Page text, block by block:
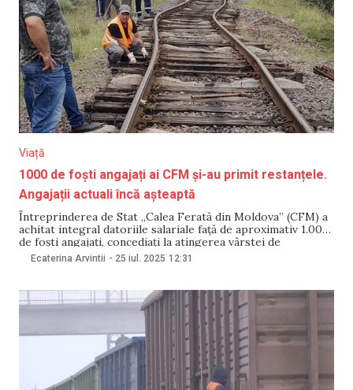
Viață
1000 de foști angajați ai CFM și-au primit restanțele.
Angajații actuali încă așteaptă
Întreprinderea de Stat „Calea Ferată din Moldova” (CFM) a
achitat integral datoriile salariale față de aproximativ 1.000
de foști angajați, concediați la atingerea vârstei de
pensionare sau care au plecat din proprie inițiativă. Plata a
Ecaterina Arvintii - 25 iul. 2025 12:31